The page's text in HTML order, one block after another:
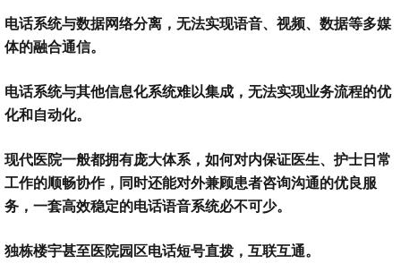
电话系统与数据网络分离，无法实现语音、视频、数据等多媒
体的融合通信。
电话系统与其他信息化系统难以集成，无法实现业务流程的优
化和自动化。
现代医院一般都拥有庞大体系，如何对内保证医生、护士日常
工作的顺畅协作，同时还能对外兼顾患者咨询沟通的优良服
务，一套高效稳定的电话语音系统必不可少。
独栋楼宇甚至医院园区电话短号直拨，互联互通。